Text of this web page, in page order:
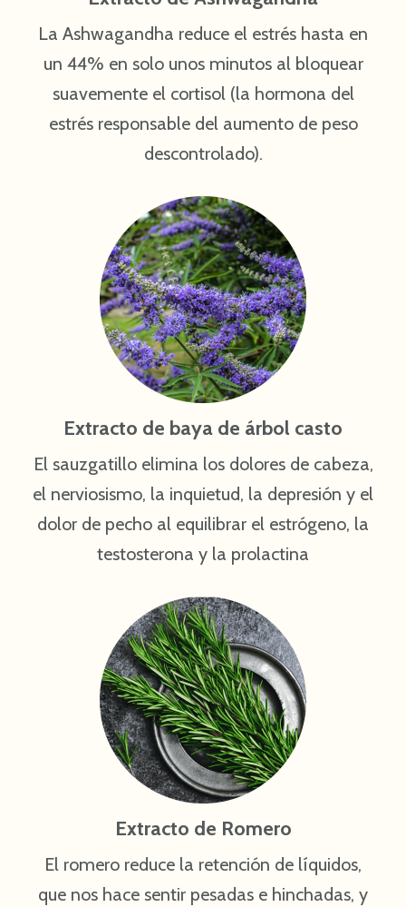
La Ashwagandha reduce el estrés hasta en
un 44% en solo unos minutos al bloquear
suavemente el cortisol (la hormona del
estrés responsable del aumento de peso
descontrolado).
Extracto de baya de árbol casto
El sauzgatillo elimina los dolores de cabeza,
el nerviosismo, la inquietud, la depresión y el
dolor de pecho al equilibrar el estrógeno, la
testosterona y la prolactina
Extracto de Romero
El romero reduce la retención de líquidos,
que nos hace sentir pesadas e hinchadas, y